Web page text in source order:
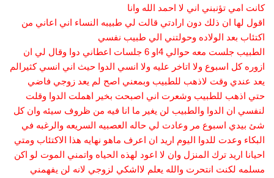
كانت امي تؤنبني اني لا احمد الله وانا
اقول لها ان ذلك دون ارادتي قالت لي طبيبه النساء اني اعاني من
اكتئاب بعد الولاده وحولتني الي طبيب نفسي
الطبيب جلست معه حوالي 4او 6 جلسات اعطاني دوا وقال لي ان
ازوره كل اسبوع ولا اتاخر عليه ولا انسي الدوا حيث اني انسي كثيرالم
يعد عندي وقت لاذهب للطبيب وبمعني اصح لم يعد زوجي فاضي
حتي اذهب للطبيب وشعرت اني اصبحت بخير اهملت الدوا وقلت
لنفسي ان الدوا والطبيب لن يغير ما انا فيه من ظروف سيئه وان كل
شئ بيدي اسبوع مر وعادت لي حاله العصبيه السريعه والرغبه في
البكاء وعدت للدوا اليوم اريد ان اعرف ماهو نهايه هذا الاكتئاب ومتي
احيانا اريد ترك المنزل وان لا اعود لهذه الحياه واتمني الموت لو اكن
مسلمه لكنت انتحرت والله يعلم لااشكي لزوجي لانه لن يفهمني